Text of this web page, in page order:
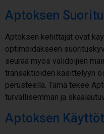
Aptoksen
Aptoksen kehittäjät ovat
optimoidakseen
seuraa myös validoijien
transaktioiden käsittelyyn
perusteella. Tämä tekee
turvallisemman ja
Aptoksen